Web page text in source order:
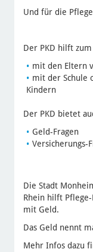
Und für die
Der PKD hilft
mit den Eltern
mit der Schule
Kindern
Der PKD bietet
Geld-Fragen
Versicherungs-
Die Stadt
Rhein hilft
mit Geld.
Das Geld nennt
Mehr Infos dazu